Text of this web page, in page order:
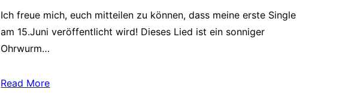
Ich freue mich, euch mitteilen zu können, dass meine erste Single
am 15.Juni veröffentlicht wird! Dieses Lied ist ein sonniger
Ohrwurm…
Read More